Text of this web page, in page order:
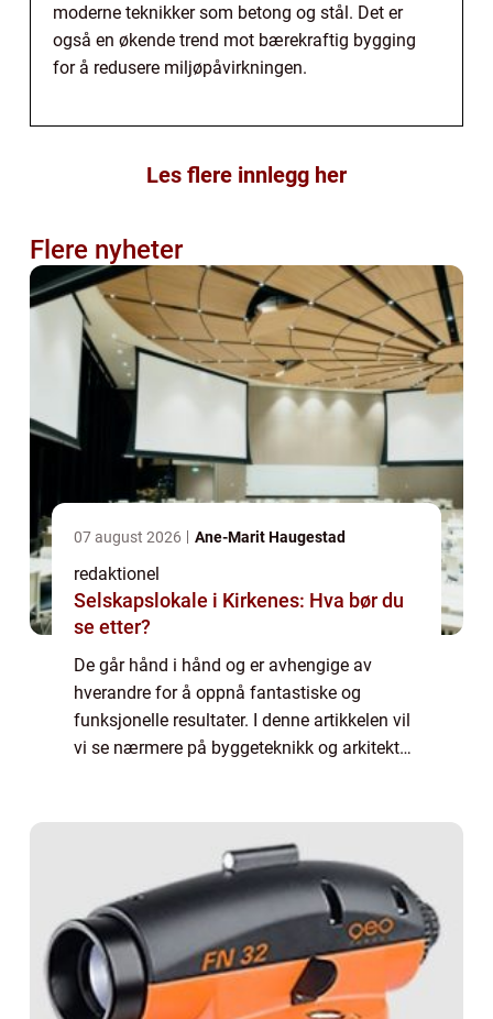
moderne teknikker som betong og stål. Det er
også en økende trend mot bærekraftig bygging
for å redusere miljøpåvirkningen.
Les flere innlegg her
Flere nyheter
07 august 2026 Ane-Marit Haugestad
redaktionel
Selskapslokale i Kirkenes: Hva bør du
se etter?
De går hånd i hånd og er avhengige av
hverandre for å oppnå fantastiske og
funksjonelle resultater. I denne artikkelen vil
vi se nærmere på byggeteknikk og arkitektur,